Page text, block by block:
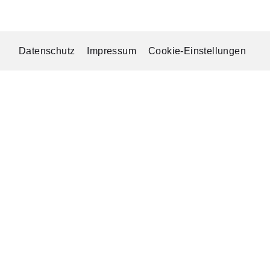
Datenschutz Impressum Cookie-Einstellungen